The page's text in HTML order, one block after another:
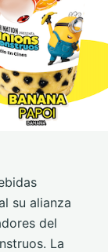
su alianza
del
La